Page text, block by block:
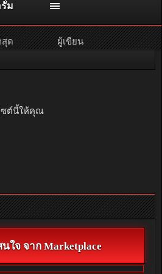
หรือโทร. 081-811-1138
ละเอียดเพิ่มเติม คลิกที่นี่
ซต์นี้ให้คุณ
ใจ จาก Marketplace
สุด ผู้เขียน
ม